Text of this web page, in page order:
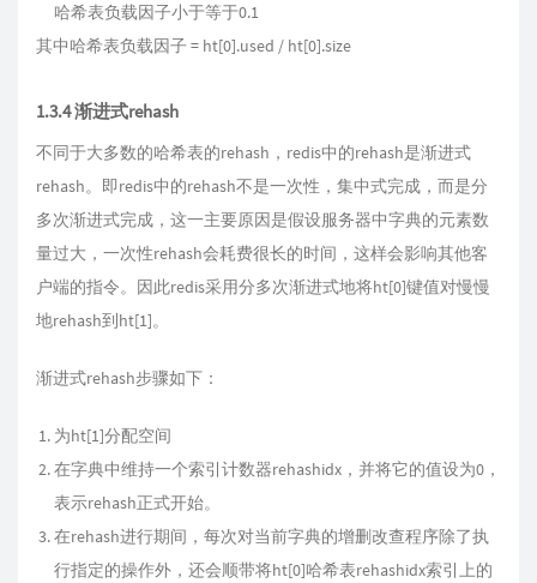
哈希表负载因子小于等于0.1
其中哈希表负载因子 = ht[0].used / ht[0].size
1.3.4 渐进式rehash
不同于大多数的哈希表的rehash，redis中的rehash是渐进式
rehash。即redis中的rehash不是一次性，集中式完成，而是分
多次渐进式完成，这一主要原因是假设服务器中字典的元素数
量过大，一次性rehash会耗费很长的时间，这样会影响其他客
户端的指令。因此redis采用分多次渐进式地将ht[0]键值对慢慢
地rehash到ht[1]。
渐进式rehash步骤如下：
为ht[1]分配空间
在字典中维持一个索引计数器rehashidx，并将它的值设为0，
表示rehash正式开始。
在rehash进行期间，每次对当前字典的增删改查程序除了执
行指定的操作外，还会顺带将ht[0]哈希表rehashidx索引上的